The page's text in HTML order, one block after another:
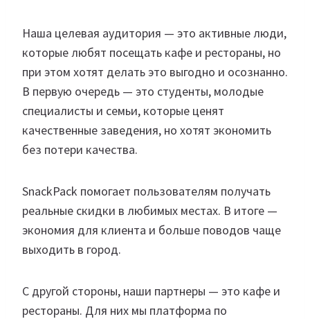
Наша целевая аудитория — это активные люди,
которые любят посещать кафе и рестораны, но
при этом хотят делать это выгодно и осознанно.
В первую очередь — это студенты, молодые
специалисты и семьи, которые ценят
качественные заведения, но хотят экономить
без потери качества.
SnackPack помогает пользователям получать
реальные скидки в любимых местах. В итоге —
экономия для клиента и больше поводов чаще
выходить в город.
С другой стороны, наши партнеры — это кафе и
рестораны. Для них мы платформа по